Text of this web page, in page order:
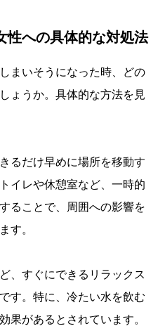
性への具体的な対処法
まいそうになった時、どの
ょうか。具体的な方法を見
るだけ早めに場所を移動す
イレや休憩室など、一時的
ることで、周囲への影響を
す。
、すぐにできるリラックス
す。特に、冷たい水を飲む
果があるとされています。